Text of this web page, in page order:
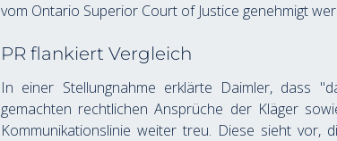
vom Ontario Superior Court of Justice genehmigt
PR flankiert Vergleich
In einer Stellungnahme erklärte Daimler, dass
gemachten rechtlichen Ansprüche der Kläger
Kommunikationslinie weiter treu. Diese sieht vor,